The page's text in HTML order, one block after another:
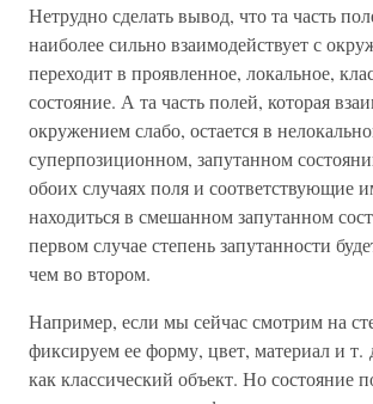
Нетрудно сделать вывод, что та часть
наиболее сильно взаимодействует с
переходит в проявленное, локальное,
состояние. А та часть полей, которая
окружением слабо, остается в
суперпозиционном, запутанном
обоих случаях поля и соответствующие
находиться в смешанном запутанном
первом случае степень запутанности
чем во втором.
Например, если мы сейчас смотрим на
фиксируем ее форму, цвет, материал и т.
как классический объект. Но состояние